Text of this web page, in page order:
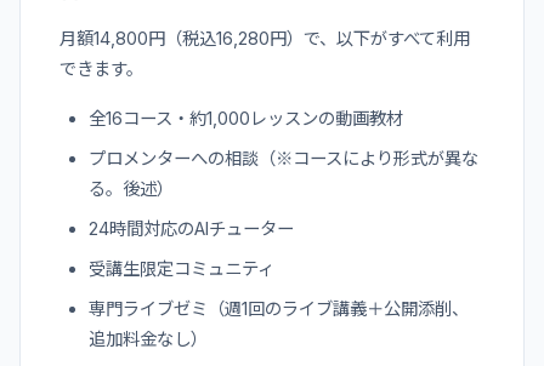
月額14,800円（税込16,280円）で、以下がすべて利用
できます。
全16コース・約1,000レッスンの動画教材
プロメンターへの相談（※コースにより形式が異な
る。後述）
24時間対応のAIチューター
受講生限定コミュニティ
専門ライブゼミ（週1回のライブ講義＋公開添削、
追加料金なし）